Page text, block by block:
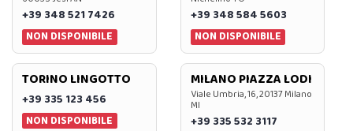
+39 348 521 7426
NON DISPONIBILE
+39 348 584 5603
NON DISPONIBILE
TORINO LINGOTTO
+39 335 123 456
NON DISPONIBILE
MILANO PIAZZA LODI
Viale Umbria, 16, 20137 Milano
MI
+39 335 532 3117